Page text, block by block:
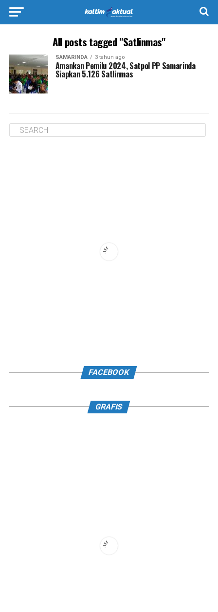
All posts tagged "Satlinmas"
SAMARINDA 3 tahun ago
Amankan Pemilu 2024, Satpol PP Samarinda
Siapkan 5.126 Satlinmas
FACEBOOK
GRAFIS